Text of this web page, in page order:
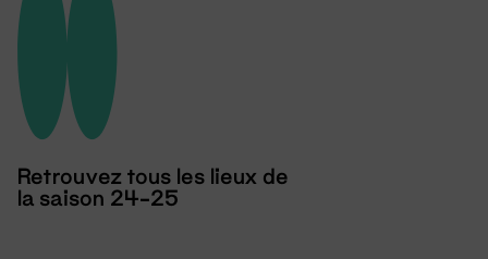
Retrouvez tous les lieux de
la saison 24-25